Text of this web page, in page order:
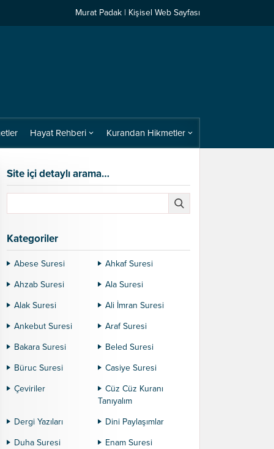
Murat Padak | Kişisel Web Sayfası
Hayat Rehberi Kurandan Hikmetler
Site içi detaylı arama…
Kategoriler
Abese Suresi
Ahkaf Suresi
Ahzab Suresi
Ala Suresi
Alak Suresi
Ali İmran Suresi
Ankebut Suresi
Araf Suresi
Bakara Suresi
Beled Suresi
Büruc Suresi
Casiye Suresi
Çeviriler
Cüz Cüz Kuranı
Tanıyalım
Dergi Yazıları
Dini Paylaşımlar
Duha Suresi
Enam Suresi